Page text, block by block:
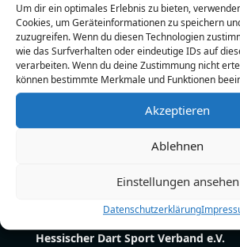
Um dir ein optimales Erlebnis zu bieten,
Cookies, um Geräteinformationen zu speichern
zuzugreifen. Wenn du diesen Technologien
wie das Surfverhalten oder eindeutige IDs auf
verarbeiten. Wenn du deine Zustimmung nicht
können bestimmte Merkmale und Funktionen
Akzeptieren
Ablehnen
Einstellungen ansehen
Datenschutzerklärung
Turnierbeginn: 20:00 Uhr
Turnierleiter:Thomas Immel
Telefon:0178/2125550
E-Mail: immel-schuy-druck@t-
Hessischer Dart Sport Verband e.V.